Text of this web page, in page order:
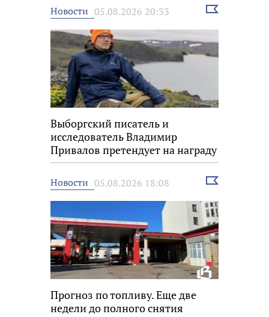
Новости 05.08.2026 20:33
Выбрать
Выборгский писатель и
исследователь Владимир
Привалов претендует на награду
«Знание.Премия»
Новости 05.08.2026 18:08
Выбрать
Прогноз по топливу. Еще две
недели до полного снятия